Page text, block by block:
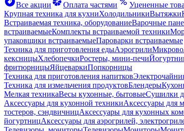
Все акции
Оплата частями Уцененные
Крупная техника для кухниХолодильникиВытяжки
Встраиваемая техника, оборудованиеВарочные
встраиваемыеКомплекты встраиваемой техники
упаковщики встраиваемыеПароварки встраиваемые
Техника для приготовления едыАэрогрили
кексницыХлебопечкиРостеры, мини-печи
фритюрницыЯйцеваркиПопкорницы
Техника для приготовления напитков
Техника для измельчения продуктовБлендеры
Мелкая техникаВесы кухонные, бытовыеСушилки
Аксессуары для кухонной техникиАксессуары для
тостеров, сэндвичницАксессуары для кухонных
йогуртницАксессуары для аэрогрилей,